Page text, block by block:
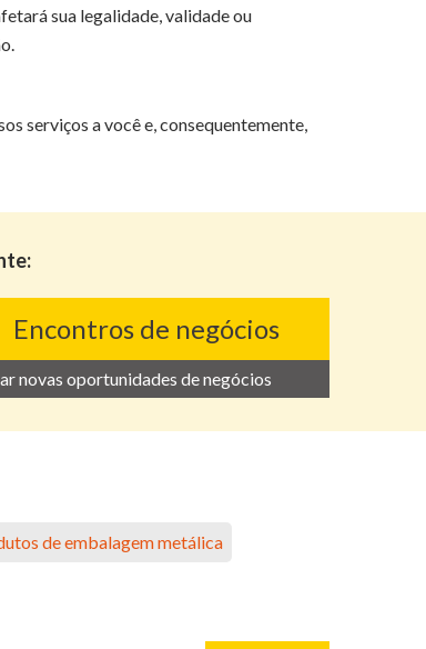
sua legalidade, validade ou
serviços a você e, consequentemente,
Encontros de negócios
novas oportunidades de negócios
de embalagem metálica